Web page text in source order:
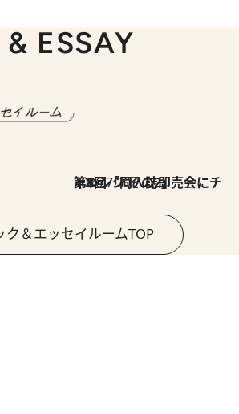
ESSAY
2026.7.30
第8回「同人誌即売会にチャレンジ その2」
ク＆エッセイルームTOP